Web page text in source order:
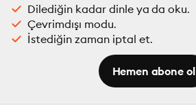
Dilediğin kadar dinle ya da oku.
Çevrimdışı modu.
İstediğin zaman iptal et.
Hemen abone ol